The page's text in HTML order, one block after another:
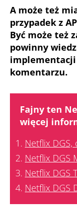
A może też
przypadek z
Być może też
powinny
komentarzu.
Fajny ten
więcej
Netflix
Netflix DGS
Netflix DGS
Netflix DGS